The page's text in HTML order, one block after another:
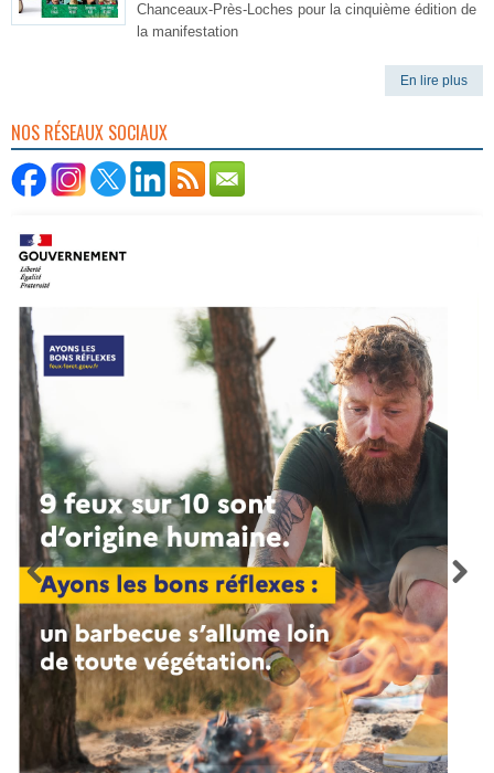
Chanceaux-Près-Loches pour la cinquième édition de
la manifestation
En lire plus
NOS RÉSEAUX SOCIAUX